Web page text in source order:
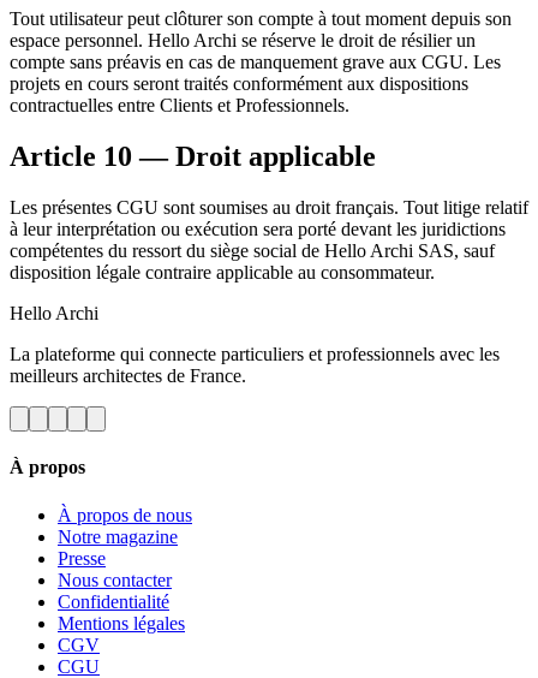
Tout utilisateur peut clôturer son compte à tout moment depuis son
espace personnel. Hello Archi se réserve le droit de résilier un
compte sans préavis en cas de manquement grave aux CGU. Les
projets en cours seront traités conformément aux dispositions
contractuelles entre Clients et Professionnels.
Article 10 — Droit applicable
Les présentes CGU sont soumises au droit français. Tout litige relatif
à leur interprétation ou exécution sera porté devant les juridictions
compétentes du ressort du siège social de Hello Archi SAS, sauf
disposition légale contraire applicable au consommateur.
Hello Archi
La plateforme qui connecte particuliers et professionnels avec les
meilleurs architectes de France.
À propos
À propos de nous
Notre magazine
Presse
Nous contacter
Confidentialité
Mentions légales
CGV
CGU